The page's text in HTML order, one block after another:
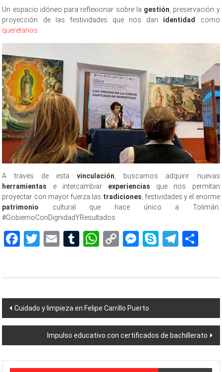
Un espacio idóneo para reflexionar sobre la gestión , preservación y
proyección de las festividades que nos dan identidad
como
queretanos
A través de estavinculación, buscamos adquirir nuevas
herramientas e intercambiar experiencias que nos permitan
proyectar con mayor fuerza las tradiciones, festividades y el enorme
patrimonio cultural que hace único a Tolimán.
#GobiernoConDignidadYResultados
Facebook
Twitter
EmailTumblr
WhatsApp
CopyMessenger
Skype
Navegación
de
entradas
Cuidado y limpieza en Felipe Carrillo Puerto
Impulso educativo con certificados de bachillerato